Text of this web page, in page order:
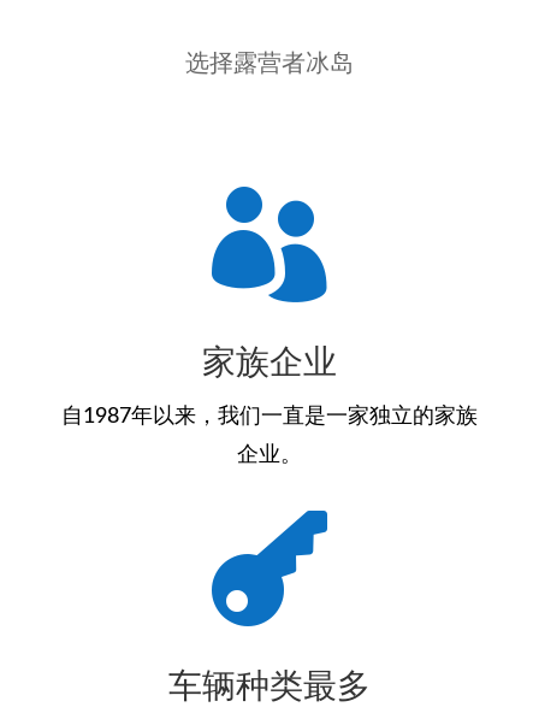
选择露营者冰岛

家族企业
自1987年以来，我们一直是一家独立的家族
企业。

车辆种类最多